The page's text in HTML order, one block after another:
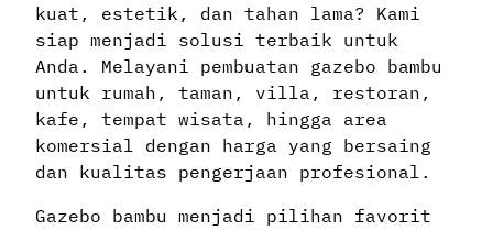
kuat, estetik, dan tahan lama? Kami
siap menjadi solusi terbaik untuk
Anda. Melayani pembuatan gazebo bambu
untuk rumah, taman, villa, restoran,
kafe, tempat wisata, hingga area
komersial dengan harga yang bersaing
dan kualitas pengerjaan profesional.
Gazebo bambu menjadi pilihan favorit